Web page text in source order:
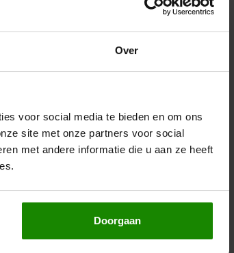
Over
voor social media te bieden en om ons
site met onze partners voor social
met andere informatie die u aan ze heeft
Doorgaan